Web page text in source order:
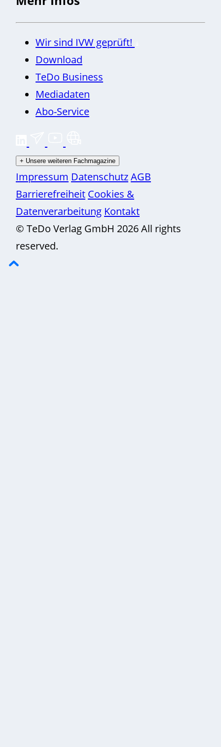
Wir sind IVW geprüft!
Download
TeDo Business
Mediadaten
Abo-Service
+ Unsere weiteren Fachmagazine
Impressum DatenschutzAGB
Barrierefreiheit Cookies &
Datenverarbeitung Kontakt
© TeDo Verlag GmbH 2026 All rights
reserved.